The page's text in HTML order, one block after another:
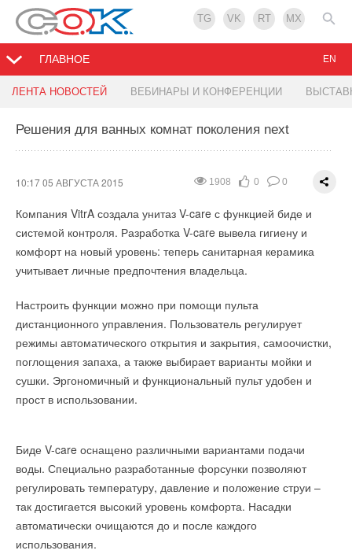
TG VK RT MX
ГЛАВНОЕ
ЛЕНТА НОВОСТЕЙ ВЕБИНАРЫ И КОНФЕРЕНЦИИ
EN
Решения для ванных комнат поколения next
1908 0 0
10:17 05 АВГУСТА 2015
Компания VitrA создала унитаз V-care с функцией биде и
системой контроля. Разработка V-care вывела гигиену и
комфорт на новый уровень: теперь санитарная керамика
учитывает личные предпочтения владельца.
Настроить функции можно при помощи пульта
дистанционного управления. Пользователь регулирует
режимы автоматического открытия и закрытия, самоочистки,
поглощения запаха, а также выбирает варианты мойки и
сушки. Эргономичный и функциональный пульт удобен и
прост в использовании.
Биде V-care оснащено различными вариантами подачи
воды. Специально разработанные форсунки позволяют
регулировать температуру, давление и положение струи –
так достигается высокий уровень комфорта. Насадки
автоматически очищаются до и после каждого
использования.
Начало выпуска новой модификации муфт
1631 0 0
11:20 04 АВГУСТА 2015
Немецкая компания
AG, ведущий производитель
трубопроводов из полиэтилена, объявила о начале выпуска
новой модификации муфт Frialen UB SDR17.
Муфты предназначены для сварки труб с диапазоном
давлением до 10 бар для воды и до 5 бар для газа.
Новинка имеет улучшенные геометрические характеристики,
обеспечивающие большую глубину сопряжения муфты и
трубы.
требуется использование стяжных ремней.
Для компенсации излишнего кольцевого зазора между
муфтой и трубой для муфт UB, начиная с диаметра 560 мм,
применяется технология предварительного прогрева.
SUPRA анонсировала кондиционеры с
1909 0 1
11:10 04 АВГУСТА 2015
Компания анонсировала выпуск инверторных кондиционеров
Использование беспроводной связи позволит владельцам
такого кондиционера управлять его работой через интернет.
конечно, температуру воздуха. От вас требуется лишь
скачать мобильное приложение Cloud ac i для ios или
Android и активировать его, просканировав QR-код из
инструкции кондиционера.
После активации вы можете не только менять погоду в доме
может контролировать несколько кондиционеров SUPRA,
разбросанных по дому или офисному пространству.